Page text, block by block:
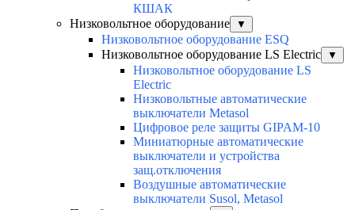
КШАК
Низковольтное оборудование
▼
Низковольтное оборудование ESQ
Низковольтное оборудование LS Electric
▼
Низковольтное оборудование LS
Electric
Низковольтные автоматические
выключатели Metasol
Цифровое реле защиты GIPAM-10
Миниатюрные автоматические
выключатели и устройства
защ.отключения
Воздушные автоматические
выключатели Susol, Metasol